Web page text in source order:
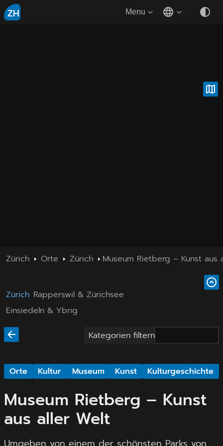
ZH Menu
Zürich Orte Zürich Museum Rietberg – Kunst aus
Zürich Rapperswil & Zürichsee
Einsiedeln & Ybrig
Kategorien filtern
Orte Kultur Museum Kunst Kulturgeschichte
Museum Rietberg – Kunst
aus aller Welt